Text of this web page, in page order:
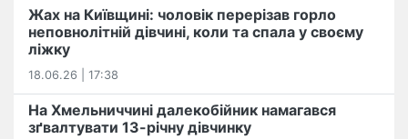
Жах на Київщині: чоловік перерізав горло
неповнолітній дівчині, коли та спала у своєму
ліжку
18.06.26 | 17:38
На Хмельниччині далекобійник намагався
зґвалтувати 13-річну дівчинку